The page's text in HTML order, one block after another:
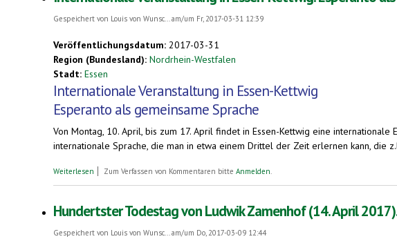
Gespeichert von Louis von Wunsc...am/um Fr, 2017-03-31 12:39
Veröffentlichungsdatum: 2017-03-31
Region (Bundesland): Nordrhein-Westfalen
Stadt: Essen
Internationale Veranstaltung in Essen-Kettwig
Esperanto als gemeinsame Sprache
Von Montag, 10. April, bis zum 17. April findet in Essen-Kettwig eine
internationale Sprache, die man in etwa einem Drittel der Zeit erlernen kann, die
Weiterlesen über Internationale Veranstaltung in Essen-Kettwig. Esperanto als gemeinsame Sprache
Zum Verfassen von Kommentaren bitte Anmelden.
Hundertster Todestag von Ludwik Zamenhof (14. April
Gespeichert von Louis von Wunsc...am/um Do, 2017-03-09 12:44